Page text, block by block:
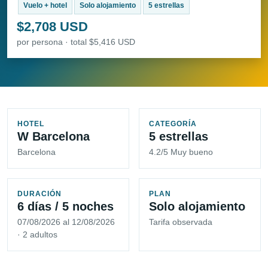
Vuelo + hotel Solo alojamiento 5 estrellas
$2,708 USD
por persona · total $5,416 USD
HOTEL
W Barcelona
Barcelona
CATEGORÍA
5 estrellas
4.2/5 Muy bueno
DURACIÓN
6 días / 5 noches
07/08/2026 al 12/08/2026
· 2 adultos
PLAN
Solo alojamiento
Tarifa observada